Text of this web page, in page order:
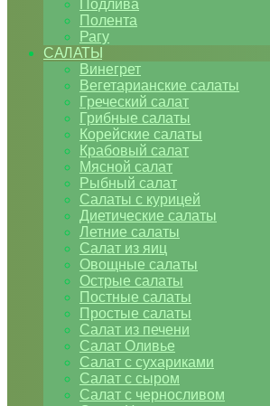
Подлива
Полента
Рагу
САЛАТЫ
Винегрет
Вегетарианские салаты
Греческий салат
Грибные салаты
Корейские салаты
Крабовый салат
Мясной салат
Рыбный салат
Салаты с курицей
Диетические салаты
Летние салаты
Салат из яиц
Овощные салаты
Острые салаты
Постные салаты
Простые салаты
Салат из печени
Салат Оливье
Салат с сухариками
Салат с сыром
Салат с черносливом